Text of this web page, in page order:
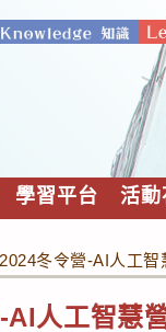
學習平台 活動
冬令營-AI人工智
人工智慧